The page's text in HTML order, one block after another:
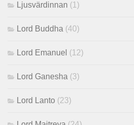
Ljusvärdinnan (1)
Lord Buddha (40)
Lord Emanuel (12)
Lord Ganesha (3)
Lord Lanto (23)